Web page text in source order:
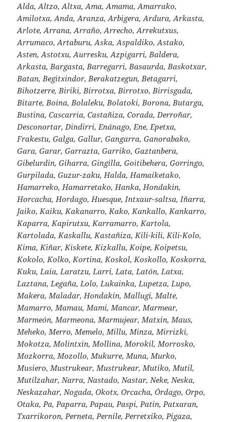
Alda, Altzo, Altxa, Ama, Amama, Amarrako,
Amilotxa, Anda, Aranza, Arbigera, Ardura, Arkasta,
Arlote, Arrana, Arraño, Arrecho, Arrekutxus,
Arrumaco, Artaburu, Aska, Aspaldiko, Astako,
Asten, Astotxu, Aurresku, Azpigarri, Baldera,
Arkasta, Bargasta, Barregarri, Basaurda, Baskotxar,
Batan, Begitxindor, Berakatzegun, Betagarri,
Bihotzerre, Biriki, Birrotxa, Birrotxo, Birrisgada,
Bitarte, Boina, Bolaleku, Bolatoki, Borona, Butarga,
Bustina, Cascarria, Castañiza, Corada, Derroñar,
Desconortar, Dindirri, Enánago, Ene, Epetxa,
Frakestu, Galga, Gallur, Gangarra, Ganorabako,
Gara, Garar, Garrazta, Garriko, Gaztanbera,
Gibelurdin, Giharra, Gingilla, Goitibehera, Gorringo,
Gurpilada, Guzur-zaku, Halda, Hamaiketako,
Hamarreko, Hamarretako, Hanka, Hondakin,
Horcacha, Hordago, Huesque, Intxaur-saltsa, Iñarra,
Jaiko, Kaiku, Kakanarro, Kako, Kankallo, Kankarro,
Kaparra, Kapirutxu, Karramarro, Kartola,
Kartolada, Kaskallu, Kastañiza, Kili-kili, Kili-Kolo,
Kima, Kiñar, Kiskete, Kizkallu, Koipe, Koipetsu,
Kokolo, Kolko, Kortina, Koskol, Koskollo, Koskorra,
Kuku, Laia, Laratzu, Larri, Lata, Latón, Latxa,
Laztana, Legaña, Lolo, Lukainka, Lupetza, Lupo,
Makera, Maladar, Hondakin, Mallugi, Malte,
Mamarro, Mamau, Mami, Mancar, Marmear,
Marmeón, Marmeona, Marmujear, Matxin, Maus,
Meheko, Merro, Memelo, Millu, Minza, Mirrizki,
Mokotza, Molintxin, Mollina, Morokil, Morrosko,
Mozkorra, Mozollo, Mukurre, Muna, Murko,
Musiero, Mustrukear, Mustrukear, Mutiko, Mutil,
Mutilzahar, Narra, Nastado, Nastar, Neke, Neska,
Neskazahar, Nogada, Okotx, Orcacha, Órdago, Orpo,
Otaka, Pa, Paparra, Papau, Paspi, Patin, Patxaran,
Txarrikoron, Perneta, Pernile, Perretxiko, Pigaza,